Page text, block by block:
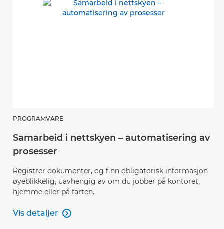
PROGRAMVARE
Samarbeid i nettskyen – automatisering av
prosesser
Registrer dokumenter, og finn obligatorisk informasjon
øyeblikkelig, uavhengig av om du jobber på kontoret,
hjemme eller på farten.
Vis detaljer
Vis detaljer
